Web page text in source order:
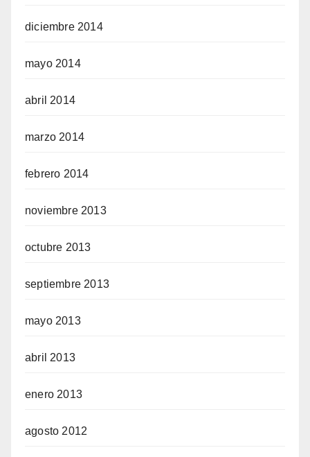
diciembre 2014
mayo 2014
abril 2014
marzo 2014
febrero 2014
noviembre 2013
octubre 2013
septiembre 2013
mayo 2013
abril 2013
enero 2013
agosto 2012